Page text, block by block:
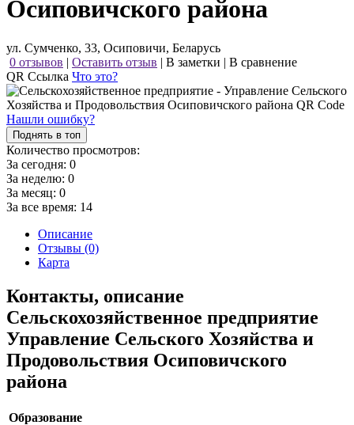
Осиповичского района
ул. Сумченко, 33, Осиповичи, Беларусь
0 отзывов | Оставить отзыв | В заметки | В сравнение
QR Ссылка Что это?
Нашли ошибку?
Поднять в топ
Количество просмотров:
За сегодня: 0
За неделю: 0
За месяц: 0
За все время: 14
Описание
Отзывы (0)
Карта
Контакты, описание
Сельскохозяйственное предприятие
Управление Сельского Хозяйства и
Продовольствия Осиповичского
района
Образование